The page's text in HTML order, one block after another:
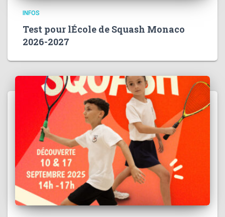
INFOS
Test pour lÉcole de Squash Monaco
2026-2027